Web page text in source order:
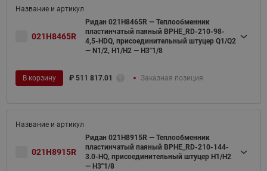
021H8465R
Ридан 021H8465R — Теплообменник
пластинчатый паяный BPHE_RD-210-98-
4,5-HDQ, присоединительный штуцер Q1/Q2
— N1/2, H1/H2 — H3"1/8
В корзину ₽ 511 817.01 Заказная позиция
021H8915R
Ридан 021H8915R — Теплообменник
пластинчатый паяный BPHE_RD-210-144-
3.0-HQ, присоединительный штуцер H1/H2
— H3''1/8